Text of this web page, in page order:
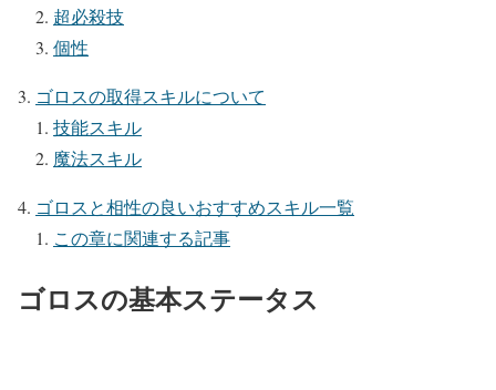
超必殺技
個性
ゴロスの取得スキルについて
技能スキル
魔法スキル
ゴロスと相性の良いおすすめスキル一覧
この章に関連する記事
ゴロスの基本ステータス